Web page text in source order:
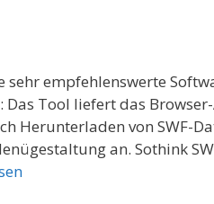
empfehlenswerte
Tool liefert das
Herunterladen von SWF-
an. Sothink